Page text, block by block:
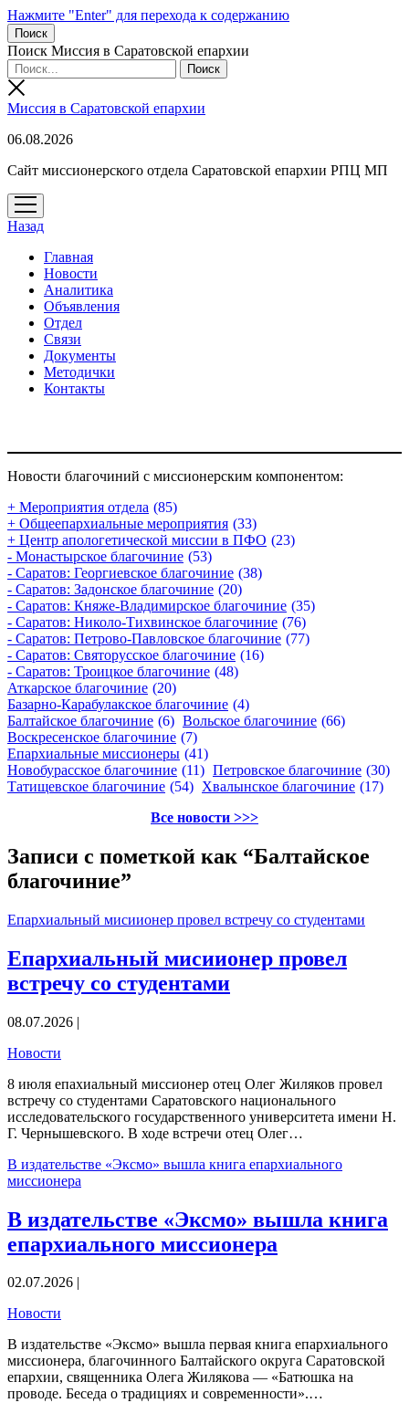
Нажмите "Enter" для перехода к содержанию
Поиск
Поиск Миссия в Саратовской епархии
Миссия в Саратовской епархии
06.08.2026
Сайт миссионерского отдела Саратовской епархии РПЦ МП
открыть
меню
Назад
Главная
Новости
Аналитика
Объявления
Отдел
Связи
Документы
Методички
Контакты
Новости благочиний с миссионерским компонентом:
+ Мероприятия отдела (85)
+ Общеепархиальные мероприятия (33)
+ Центр апологетической миссии в ПФО (23)
- Монастырское благочиние (53)
- Саратов: Георгиевское благочиние (38)
- Саратов: Задонское благочиние (20)
- Саратов: Княже-Владимирское благочиние (35)
- Саратов: Николо-Тихвинское благочиние (76)
- Саратов: Петрово-Павловское благочиние (77)
- Саратов: Святорусское благочиние (16)
- Саратов: Троицкое благочиние (48)
Аткарское благочиние (20)
Базарно-Карабулакское благочиние (4)
Балтайское благочиние (6) Вольское благочиние (66)
Воскресенское благочиние (7)
Епархиальные миссионеры (41)
Новобурасское благочиние (11) Петровское благочиние (30)
Татищевское благочиние (54) Хвалынское благочиние (17)
Все новости >>>
Записи с пометкой как “Балтайское
благочиние”
Епархиальный мисиионер провел встречу со студентами
Епархиальный мисиионер провел
встречу со студентами
08.07.2026 |
Новости
8 июля епахиальный миссионер отец Олег Жиляков провел
встречу со студентами Саратовского национального
исследовательского государственного университета имени Н.
Г. Чернышевского. В ходе встречи отец Олег…
В издательстве «Эксмо» вышла книга епархиального
миссионера
В издательстве «Эксмо» вышла книга
епархиального миссионера
02.07.2026 |
Новости
В издательстве «Эксмо» вышла первая книга епархиального
миссионера, благочинного Балтайского округа Саратовской
епархии, священника Олега Жилякова — «Батюшка на
проводе. Беседа о традициях и современности».…